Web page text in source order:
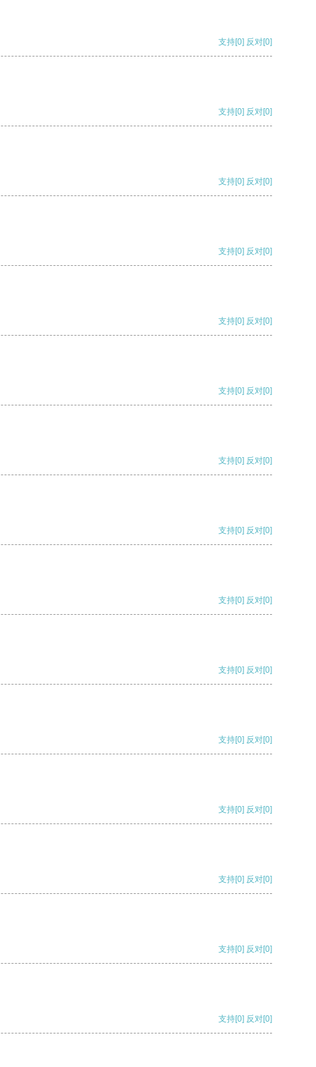
支持[0] 反对[0]
支持[0] 反对[0]
支持[0] 反对[0]
支持[0] 反对[0]
支持[0] 反对[0]
支持[0] 反对[0]
支持[0] 反对[0]
支持[0] 反对[0]
支持[0] 反对[0]
支持[0] 反对[0]
支持[0] 反对[0]
支持[0] 反对[0]
支持[0] 反对[0]
支持[0] 反对[0]
支持[0] 反对[0]